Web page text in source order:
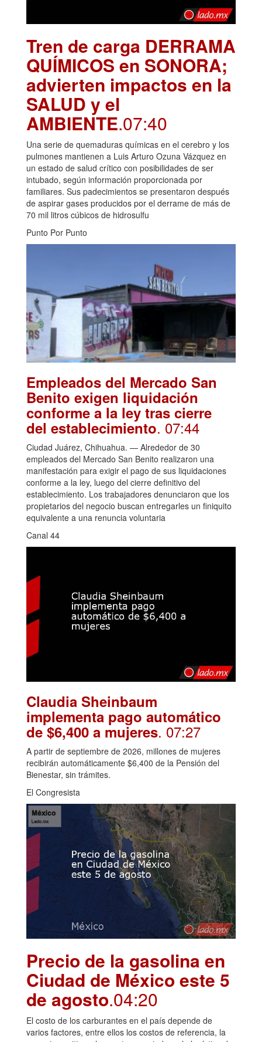
Tren de carga DERRAMA
QUÍMICOS en SONORA;
advierten impactos en la
SALUD y el
AMBIENTE.07:40
Una serie de quemaduras químicas en el cerebro y los
pulmones mantienen a Luis Arturo Ozuna Vázquez en
un estado de salud crítico con posibilidades de ser
intubado, según información proporcionada por
familiares. Sus padecimientos se presentaron después
de aspirar gases producidos por el derrame de más de
70 mil litros cúbicos de hidrosulfu
Punto Por Punto
Empleados del Mercado San
Benito exigen liquidación
conforme a la ley tras cierre
del establecimiento. 07:44
Ciudad Juárez, Chihuahua. — Alrededor de 30
empleados del Mercado San Benito realizaron una
manifestación para exigir el pago de sus liquidaciones
conforme a la ley, luego del cierre definitivo del
establecimiento. Los trabajadores denunciaron que los
propietarios del negocio buscan entregarles un finiquito
equivalente a una renuncia voluntaria
Canal 44
Claudia Sheinbaum
implementa pago automático
de $6,400 a mujeres. 07:27
A partir de septiembre de 2026, millones de mujeres
recibirán automáticamente $6,400 de la Pensión del
Bienestar, sin trámites.
El Congresista
Precio de la gasolina en
Ciudad de México este 5
de agosto.04:20
El costo de los carburantes en el país depende de
varios factores, entre ellos los costos de referencia, la